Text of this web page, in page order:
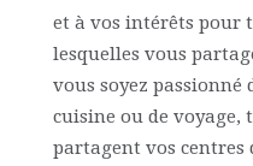
et à vos intérêts pour
lesquelles vous
vous soyez passionné
cuisine ou de voyage,
partagent vos centres